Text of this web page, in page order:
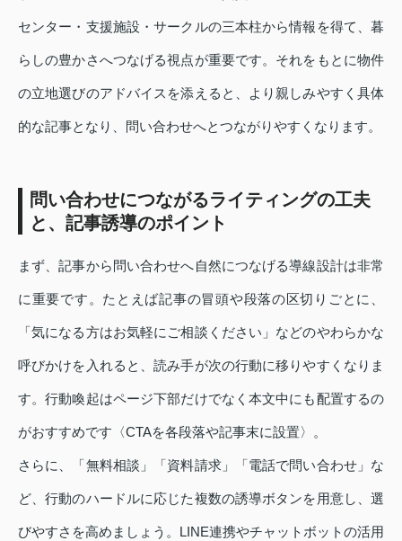
センター・支援施設・サークルの三本柱から情報を得て、暮
らしの豊かさへつなげる視点が重要です。それをもとに物件
の立地選びのアドバイスを添えると、より親しみやすく具体
的な記事となり、問い合わせへとつながりやすくなります。
問い合わせにつながるライティングの工夫
と、記事誘導のポイント
まず、記事から問い合わせへ自然につなげる導線設計は非常
に重要です。たとえば記事の冒頭や段落の区切りごとに、
「気になる方はお気軽にご相談ください」などのやわらかな
呼びかけを入れると、読み手が次の行動に移りやすくなりま
す。行動喚起はページ下部だけでなく本文中にも配置するの
がおすすめです〈CTAを各段落や記事末に設置〉。
さらに、「無料相談」「資料請求」「電話で問い合わせ」な
ど、行動のハードルに応じた複数の誘導ボタンを用意し、選
びやすさを高めましょう。LINE連携やチャットボットの活用